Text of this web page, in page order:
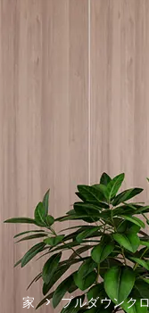
家 > プルダウンク